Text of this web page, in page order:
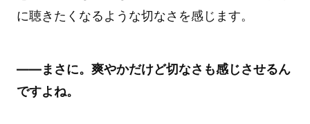
に聴きたくなるような切なさを感じます。
――まさに。爽やかだけど切なさも感じさせるん
ですよね。